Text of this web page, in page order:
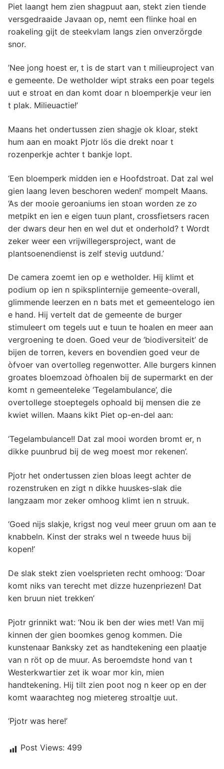
Piet laangt hem zien shagpuut aan, stekt zien tiende
versgedraaide Javaan op, nemt een flinke hoal en
roakeling gijt de steekvlam langs zien onverzörgde
snor.
’Nee jong hoest er, t is de start van t milieuproject van
e gemeente. De wetholder wipt straks een poar tegels
uut e stroat en dan komt doar n bloemperkje veur ien
t plak. Milieuactie!’
Maans het ondertussen zien shagje ok kloar, stekt
hum aan en moakt Pjotr lös die drekt noar t
rozenperkje achter t bankje lopt.
‘Een bloemperk midden ien e Hoofdstroat. Dat zal wel
gien laang leven beschoren weden!’ mompelt Maans.
‘As der mooie geroaniums ien stoan worden ze zo
metpikt en ien e eigen tuun plant, crossfietsers racen
der dwars deur hen en wel dut et onderhold? t Wordt
zeker weer een vrijwillegersproject, want de
plantsoenendienst is zelf stevig uutdund.’
De camera zoemt ien op e wetholder. Hij klimt et
podium op ien n spiksplinternije gemeente-overall,
glimmende leerzen en n bats met et gemeentelogo ien
e hand. Hij vertelt dat de gemeente de burger
stimuleert om tegels uut e tuun te hoalen en meer aan
vergroening te doen. Goed veur de ‘biodiversiteit’ de
bijen de torren, kevers en bovendien goed veur de
òfvoer van overtolleg regenwotter. Alle burgers kinnen
groates bloemzoad òfhoalen bij de supermarkt en der
komt n gemeenteleke ‘Tegelambulance’, die
overtollege stoeptegels ophoald bij mensen die ze
kwiet willen. Maans kikt Piet op-en-del aan:
‘Tegelambulance!! Dat zal mooi worden bromt er, n
dikke puunbrud bij de weg moest mor rekenen’.
Pjotr het ondertussen zien bloas leegt achter de
rozenstruken en zigt n dikke huuskes-slak die
langzaam mor zeker omhoog klimt ien n struuk.
‘Goed nijs slakje, krigst nog veul meer gruun om aan te
knabbeln. Kinst der straks wel n tweede huus bij
kopen!’
De slak stekt zien voelsprieten recht omhoog: ‘Doar
komt niks van terecht met dizze huzenpriezen! Dat
ken bruun niet trekken’
Pjotr grinnikt wat: ‘Nou ik ben der wies met! Van mij
kinnen der gien boomkes genog kommen. Die
kunstenaar Banksky zet as handtekening een plaatje
van n röt op de muur. As beroemdste hond van t
Westerkwartier zet ik woar mor kin, mien
handtekening. Hij tilt zien poot nog n keer op en der
komt waarachteg nog mietereg stroaltje uut.
‘Pjotr was here!’
Post Views: 499